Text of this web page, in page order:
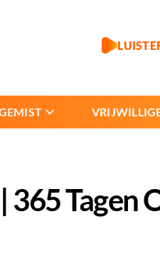
Tagen